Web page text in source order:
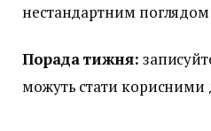
нестандартним
Порада тижня:
можуть стати